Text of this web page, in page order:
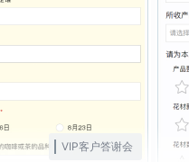
VIP客户答谢会